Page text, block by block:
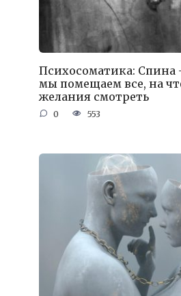
Психосоматика: Спина
мы помещаем все, на
желания смотреть
0 553